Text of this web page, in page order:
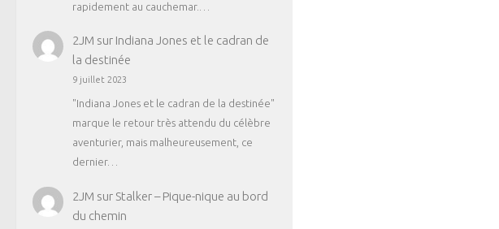
rapidement au cauchemar.…
2JM sur Indiana Jones et le cadran de
la destinée
9 juillet 2023
"Indiana Jones et le cadran de la destinée"
marque le retour très attendu du célèbre
aventurier, mais malheureusement, ce
dernier…
2JM sur Stalker – Pique-nique au bord
du chemin